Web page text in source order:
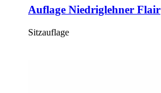
Auflage Niedriglehner Flair
Sitzauflage